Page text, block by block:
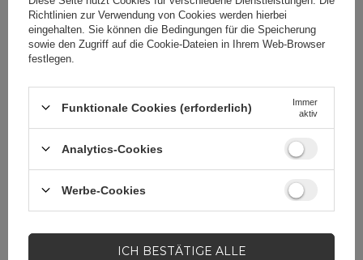
Für dieses Produkt
zuständige Stelle in
3mk Protection sp. z
Serie 3mk FlexibleGlass
Richtlinien zur Verwendung von Cookies werden hierbei
eingehalten. Sie können die Bedingungen für die Speicherung
sowie den Zugriff auf die Cookie-Dateien in Ihrem Web-Browser
festlegen.
Funktionale Cookies (erforderlich)
Immer
aktiv
Analytics-Cookies
Werbe-Cookies
ICH BESTÄTIGE ALLE